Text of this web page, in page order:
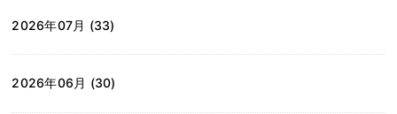
2026年07月 (33)
2026年06月 (30)